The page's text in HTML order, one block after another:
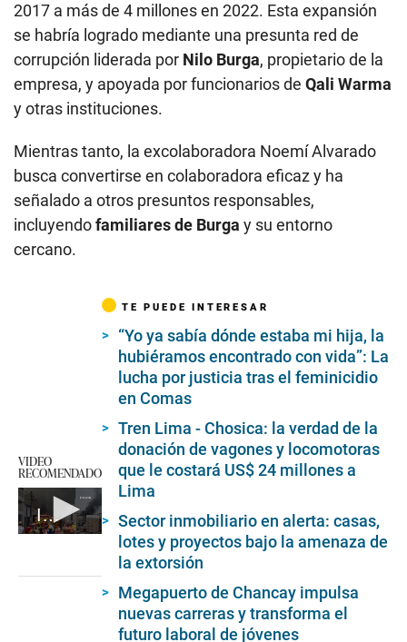
2017 a más de 4 millones en 2022. Esta expansión
se habría logrado mediante una presunta red de
corrupción liderada por Nilo Burga, propietario de la
empresa, y apoyada por funcionarios de Qali Warma
y otras instituciones.
Mientras tanto, la excolaboradora Noemí Alvarado
busca convertirse en colaboradora eficaz y ha
señalado a otros presuntos responsables,
incluyendofamiliares de Burga y su entorno
cercano.
VIDEO
RECOMENDADO
Incendio de grandes proporciones consume galería en el Centro de Lima
TE PUEDE INTERESAR
“Yo ya sabía dónde estaba mi hija, la
hubiéramos encontrado con vida”: La
lucha por justicia tras el feminicidio
en Comas
Tren Lima - Chosica: la verdad de la
donación de vagones y locomotoras
que le costará US$ 24 millones a
Lima
Sector inmobiliario en alerta: casas,
lotes y proyectos bajo la amenaza de
la extorsión
Megapuerto de Chancay impulsa
nuevas carreras y transforma el
futuro laboral de jóvenes